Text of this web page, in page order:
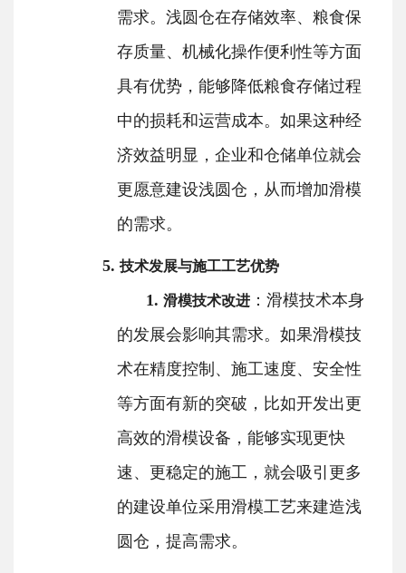
需求。浅圆仓在存储效率、粮食保
存质量、机械化操作便利性等方面
具有优势，能够降低粮食存储过程
中的损耗和运营成本。如果这种经
济效益明显，企业和仓储单位就会
更愿意建设浅圆仓，从而增加滑模
的需求。
5. 技术发展与施工工艺优势
1. 滑模技术改进：滑模技术本身
的发展会影响其需求。如果滑模技
术在精度控制、施工速度、安全性
等方面有新的突破，比如开发出更
高效的滑模设备，能够实现更快
速、更稳定的施工，就会吸引更多
的建设单位采用滑模工艺来建造浅
圆仓，提高需求。